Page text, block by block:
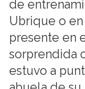
de
Ubrique o en
presente en
sorprendida
estuvo a